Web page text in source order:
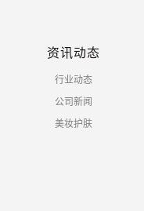
资讯动态
行业动态
公司新闻
美妆护肤